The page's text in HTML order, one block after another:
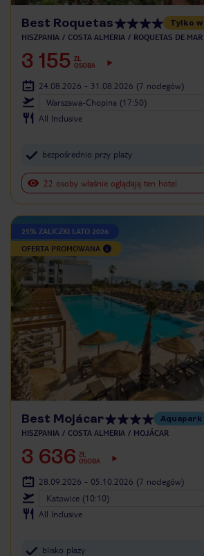
Best Roquetas Tylko w
HISZPANIA COSTA ALMERIA ROQUETAS DE MAR
3 155 ZŁ
OSOBA
24.08.2026 - 31.08.2026 (7 noclegów)
Warszawa-Chopina (17:50)
All Inclusive
bezpośrednio przy plaży
22 osoby właśnie oglądają ten hotel
25% ZALICZKI LATO 2026
OFERTA PROMOWANA
Best Mojácar Aquapark
HISZPANIA COSTA ALMERIA MOJÁCAR
3 636 ZŁ
OSOBA
28.09.2026 - 05.10.2026 (7 noclegów)
Katowice (10:10)
All Inclusive
blisko plaży